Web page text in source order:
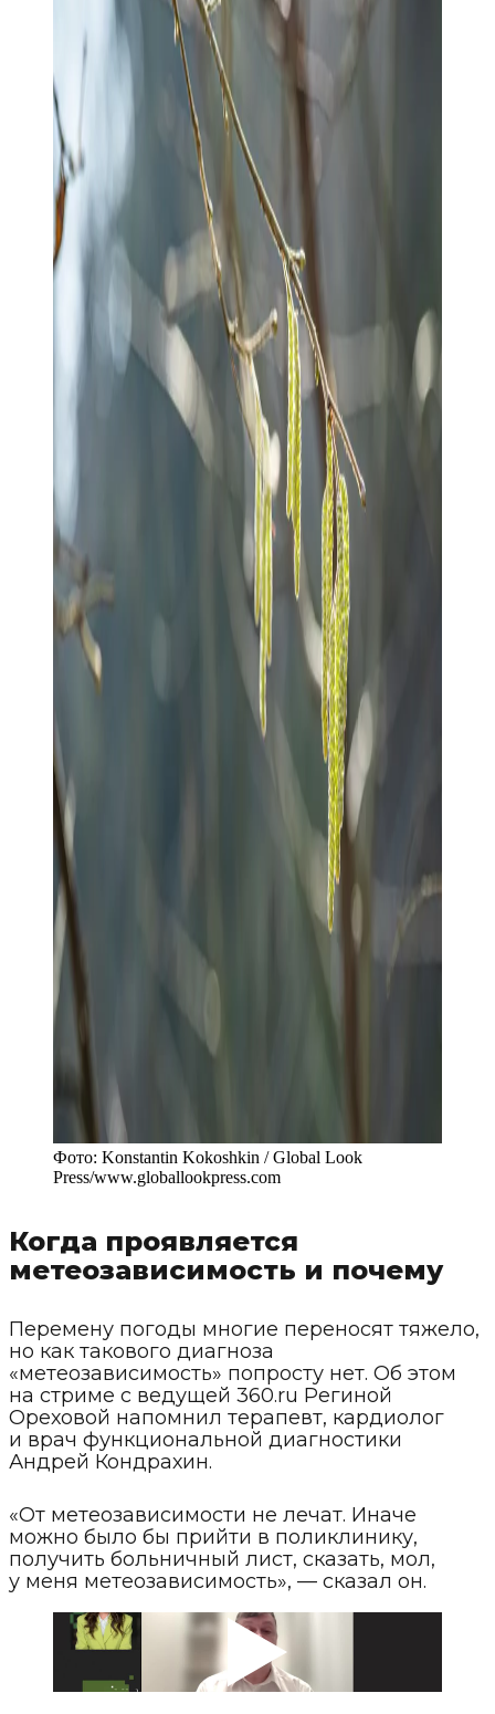
Фото: Konstantin Kokoshkin / Global Look
Press/www.globallookpress.com
Когда проявляется
метеозависимость и почему
Перемену погоды многие переносят тяжело,
но как такового диагноза
«метеозависимость» попросту нет. Об этом
на стриме с ведущей 360.ru Региной
Ореховой напомнил терапевт, кардиолог
и врач функциональной диагностики
Андрей Кондрахин.
«От метеозависимости не лечат. Иначе
можно было бы прийти в поликлинику,
получить больничный лист, сказать, мол,
у меня метеозависимость», — сказал он.